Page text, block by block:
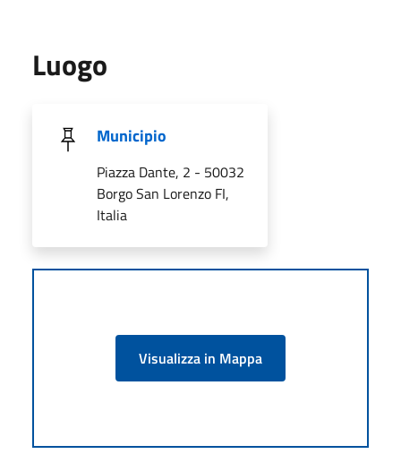
Luogo
Municipio
Piazza Dante, 2 - 50032
Borgo San Lorenzo FI,
Italia
Visualizza in Mappa